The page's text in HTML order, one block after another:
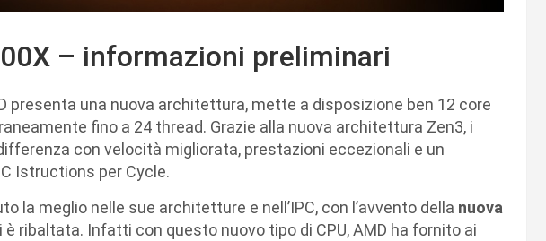
– informazioni preliminari
presenta una nuova architettura, mette a disposizione ben 12 core
fino a 24 thread. Grazie alla nuova architettura Zen3, i
con velocità migliorata, prestazioni eccezionali e un
Istructions per Cycle.
la meglio nelle sue architetture e nell’IPC, con l’avvento della nuova
è ribaltata. Infatti con questo nuovo tipo di CPU, AMD ha fornito ai